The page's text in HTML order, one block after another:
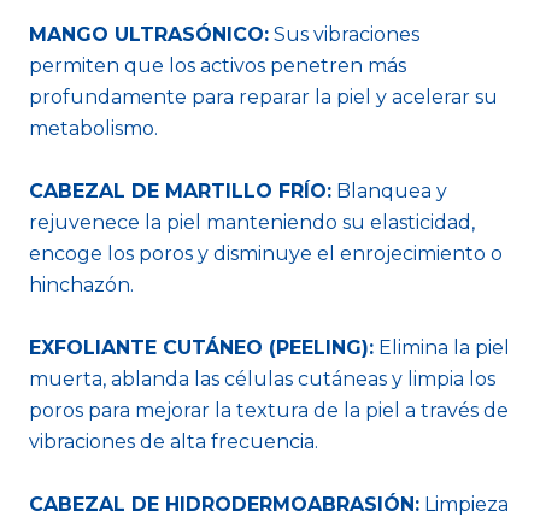
MANGO ULTRASÓNICO: Sus vibraciones
permiten que los activos penetren más
profundamente para reparar la piel y acelerar su
metabolismo.
CABEZAL DE MARTILLO FRÍO: Blanquea y
rejuvenece la piel manteniendo su elasticidad,
encoge los poros y disminuye el enrojecimiento o
hinchazón.
EXFOLIANTE CUTÁNEO (PEELING): Elimina la piel
muerta, ablanda las células cutáneas y limpia los
poros para mejorar la textura de la piel a través de
vibraciones de alta frecuencia.
CABEZAL DE HIDRODERMOABRASIÓN: Limpieza